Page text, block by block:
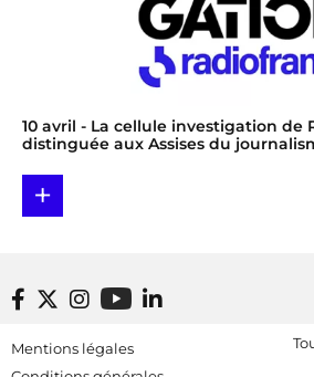
10 avril - La cellule investigation de
distinguée aux Assises du
+
Footer bottom
Mentions légales
[RDF]